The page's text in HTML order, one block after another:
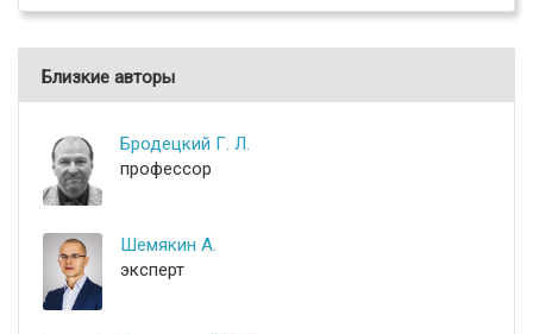
Близкие авторы
Бродецкий Г. Л.
профессор
Шемякин А.
эксперт